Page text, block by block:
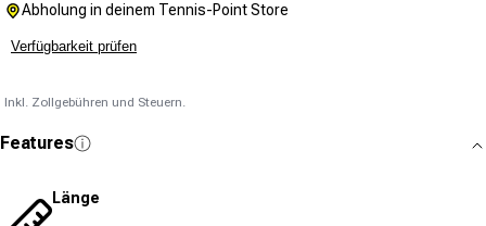
Abholung in deinem Tennis-Point Store
Verfügbarkeit prüfen
Inkl. Zollgebühren und Steuern.
Features
Länge